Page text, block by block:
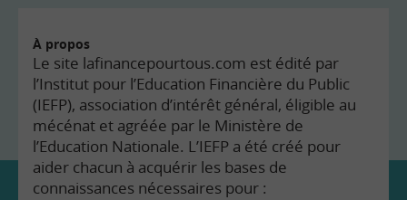
À propos
Le site lafinancepourtous.com est édité par
l’Institut pour l’Education Financière du Public
(IEFP), association d’intérêt général, éligible au
mécénat et agréée par le Ministère de
l’Education Nationale. L’IEFP a été créé pour
aider chacun à acquérir les bases de
connaissances nécessaires pour :